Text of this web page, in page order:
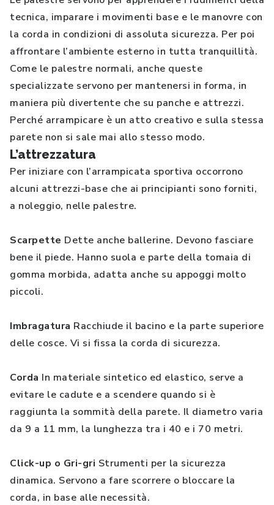
tecnica, imparare i movimenti base e le manovre con
la corda in condizioni di assoluta sicurezza. Per poi
affrontare l’ambiente esterno in tutta tranquillità.
Come le palestre normali, anche queste
specializzate servono per mantenersi in forma, in
maniera più divertente che su panche e attrezzi.
Perché arrampicare è un atto creativo e sulla stessa
parete non si sale mai allo stesso modo.
L’attrezzatura
Per iniziare con l’arrampicata sportiva occorrono
alcuni attrezzi-base che ai principianti sono forniti,
a noleggio, nelle palestre.
Scarpette Dette anche ballerine. Devono fasciare
bene il piede. Hanno suola e parte della tomaia di
gomma morbida, adatta anche su appoggi molto
piccoli.
Imbragatura Racchiude il bacino e la parte superiore
delle cosce. Vi si fissa la corda di sicurezza.
Corda In materiale sintetico ed elastico, serve a
evitare le cadute e a scendere quando si è
raggiunta la sommità della parete. Il diametro varia
da 9 a 11 mm, la lunghezza tra i 40 e i 70 metri.
Click-up o Gri-gri Strumenti per la sicurezza
dinamica. Servono a fare scorrere o bloccare la
corda, in base alle necessità.